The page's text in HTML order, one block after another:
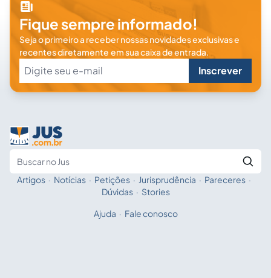
Fique sempre informado!
Seja o primeiro a receber nossas novidades exclusivas e
recentes diretamente em sua caixa de entrada.
Inscrever
Fale com a IA
Artigos · Notícias · Petições · Jurisprudência · Pareceres ·
Dúvidas · Stories
Ajuda · Fale conosco